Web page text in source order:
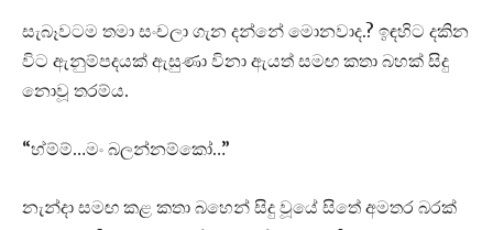
සැබෑවටම තමා සංචලා ගැන දන්නේ මොනවාද.? ඉඳහිට දකින
විට ඇනුම්පදයක් ඇසුණා විනා ඇයත් සමඟ කතා බහක් සිදු
නොවූ තරම්ය.
“හ්ම්ම්…මං බලන්නම්කෝ…”
නැන්දා සමඟ කළ කතා බහෙන් සිදු වූයේ සිතේ අමතර බරක්